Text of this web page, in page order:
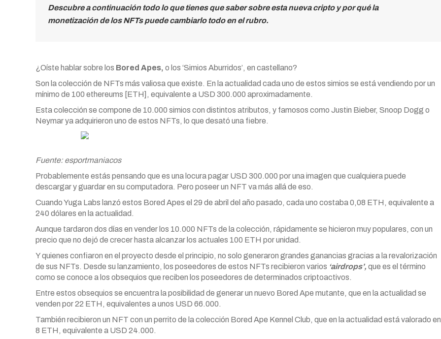
Descubre a continuación todo lo que tienes que saber sobre esta nueva cripto y por qué la
monetización de los NFTs puede cambiarlo todo en el rubro.
¿Oíste hablar sobre los Bored Apes, o los ‘Simios Aburridos’, en castellano?
Son la colección de NFTs más valiosa que existe. En la actualidad cada uno de estos simios se está vendiendo por un
mínimo de 100 ethereums [ETH], equivalente a USD 300.000 aproximadamente.
Esta colección se compone de 10.000 simios con distintos atributos, y famosos como Justin Bieber, Snoop Dogg o
Neymar ya adquirieron uno de estos NFTs, lo que desató una fiebre.
Fuente: esportmaniacos
Probablemente estás pensando que es una locura pagar USD 300.000 por una imagen que cualquiera puede
descargar y guardar en su computadora. Pero poseer un NFT va más allá de eso.
Cuando Yuga Labs lanzó estos Bored Apes el 29 de abril del año pasado, cada uno costaba 0,08 ETH, equivalente a
240 dólares en la actualidad.
Aunque tardaron dos días en vender los 10.000 NFTs de la colección, rápidamente se hicieron muy populares, con un
precio que no dejó de crecer hasta alcanzar los actuales 100 ETH por unidad.
Y quienes confiaron en el proyecto desde el principio, no solo generaron grandes ganancias gracias a la revalorización
de sus NFTs. Desde su lanzamiento, los poseedores de estos NFTs recibieron varios ‘airdrops’, que es el término
como se conoce a los obsequios que reciben los poseedores de determinados criptoactivos.
Entre estos obsequios se encuentra la posibilidad de generar un nuevo Bored Ape mutante, que en la actualidad se
venden por 22 ETH, equivalentes a unos USD 66.000.
También recibieron un NFT con un perrito de la colección Bored Ape Kennel Club, que en la actualidad está valorado en
8 ETH, equivalente a USD 24.000.